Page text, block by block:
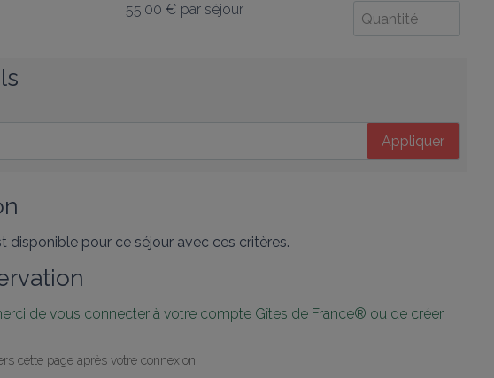
55,00 € par séjour
Appliquer
disponible pour ce séjour avec ces critères.
de vous connecter à votre compte Gîtes de France® ou de créer
cette page après votre connexion.